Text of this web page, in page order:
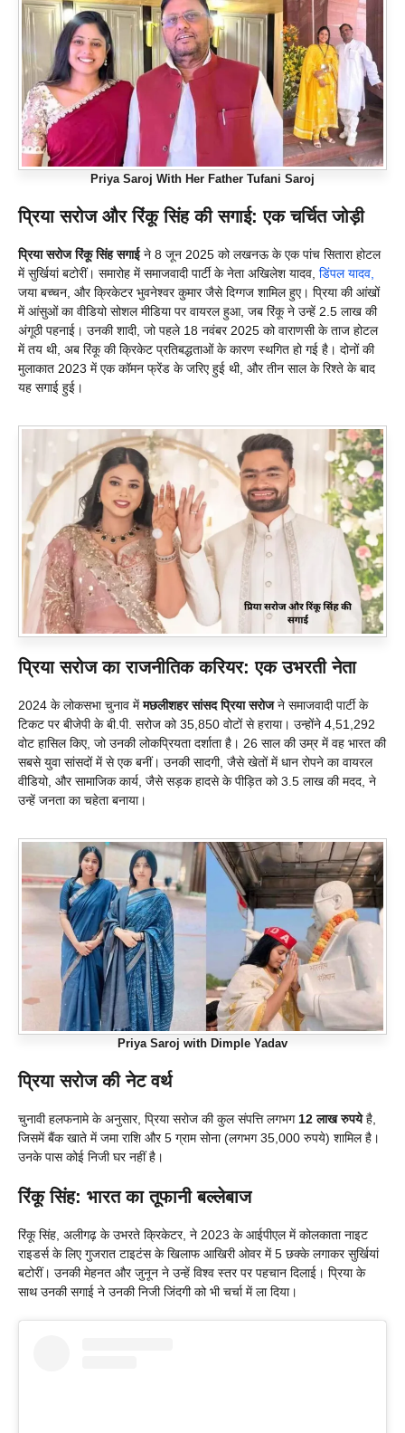
Priya Saroj With Her Father Tufani Saroj
प्रिया सरोज और रिंकू सिंह की सगाई: एक चर्चित जोड़ी
प्रिया सरोज रिंकू सिंह सगाईने 8 जून 2025 को लखनऊ के एक पांच सितारा होटल
में सुर्खियां बटोरीं। समारोह में समाजवादी पार्टी के नेता अखिलेश यादव, डिंपल यादव,
जया बच्चन, और क्रिकेटर भुवनेश्वर कुमार जैसे दिग्गज शामिल हुए। प्रिया की आंखों
में आंसुओं का वीडियो सोशल मीडिया पर वायरल हुआ, जब रिंकू ने उन्हें 2.5 लाख की
अंगूठी पहनाई। उनकी शादी, जो पहले 18 नवंबर 2025 को वाराणसी के ताज होटल
में तय थी, अब रिंकू की क्रिकेट प्रतिबद्धताओं के कारण स्थगित हो गई है। दोनों की
मुलाकात 2023 में एक कॉमन फ्रेंड के जरिए हुई थी, और तीन साल के रिश्ते के बाद
यह सगाई हुई।
प्रिया सरोज का राजनीतिक करियर: एक उभरती नेता
2024 के लोकसभा चुनाव मेंमछलीशहर सांसद प्रिया सरोजने समाजवादी पार्टी के
टिकट पर बीजेपी के बी.पी. सरोज को 35,850 वोटों से हराया। उन्होंने 4,51,292
वोट हासिल किए, जो उनकी लोकप्रियता दर्शाता है। 26 साल की उम्र में वह भारत की
सबसे युवा सांसदों में से एक बनीं। उनकी सादगी, जैसे खेतों में धान रोपने का वायरल
वीडियो, और सामाजिक कार्य, जैसे सड़क हादसे के पीड़ित को 3.5 लाख की मदद, ने
उन्हें जनता का चहेता बनाया।
Priya Saroj with Dimple Yadav
प्रिया सरोज की नेट वर्थ
चुनावी हलफनामे के अनुसार, प्रिया सरोज की कुल संपत्ति लगभग 12 लाख रुपयेहै,
जिसमें बैंक खाते में जमा राशि और 5 ग्राम सोना (लगभग 35,000 रुपये) शामिल है।
उनके पास कोई निजी घर नहीं है।
रिंकू सिंह: भारत का तूफानी बल्लेबाज
रिंकू सिंह, अलीगढ़ के उभरते क्रिकेटर, ने 2023 के आईपीएल में कोलकाता नाइट
राइडर्स के लिए गुजरात टाइटंस के खिलाफ आखिरी ओवर में 5 छक्के लगाकर सुर्खियां
बटोरीं। उनकी मेहनत और जुनून ने उन्हें विश्व स्तर पर पहचान दिलाई। प्रिया के
साथ उनकी सगाई ने उनकी निजी जिंदगी को भी चर्चा में ला दिया।